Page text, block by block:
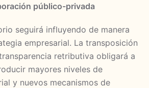
público-privada
seguirá influyendo de manera
empresarial. La transposición
retributiva obligará a
mayores niveles de
y nuevos mecanismos de